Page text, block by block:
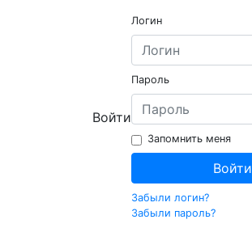
Войти
Логин
Пароль
Запомнить меня
Войти
Забыли логин?
Забыли пароль?